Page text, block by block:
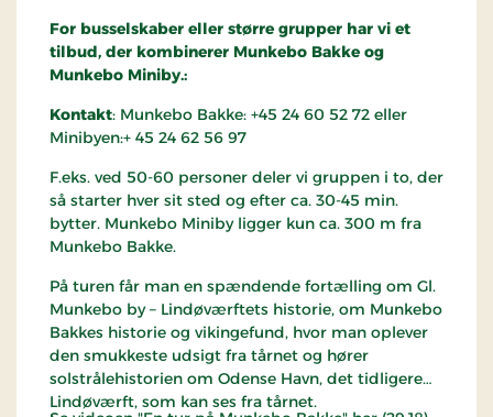
For busselskaber eller større grupper har vi et
tilbud, der kombinerer Munkebo Bakke og
Munkebo Miniby.:
Kontakt: Munkebo Bakke: +45 24 60 52 72 eller
Minibyen:+ 45 24 62 56 97
F.eks. ved 50-60 personer deler vi gruppen i to, der
så starter hver sit sted og efter ca. 30-45 min.
bytter. Munkebo Miniby ligger kun ca. 300 m fra
Munkebo Bakke.
På turen får man en spændende fortælling om Gl.
Munkebo by – Lindøværftets historie, om Munkebo
Bakkes historie og vikingefund, hvor man oplever
den smukkeste udsigt fra tårnet og hører
solstrålehistorien om Odense Havn, det tidligere
Lindøværft, som kan ses fra tårnet.